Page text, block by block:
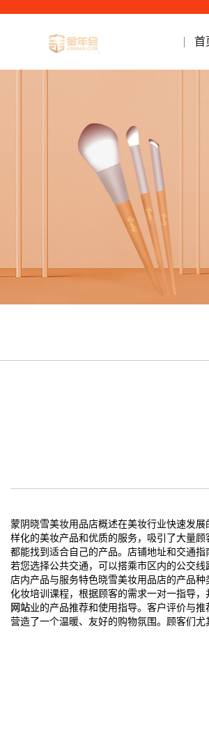
首
蒙阴晓雪美妆用品店概述在美妆行业快速发
样化的美妆产品和优质的服务，吸引了大量
都能找到适合自己的产品。店铺地址和交通
若您选择公共交通，可以搭乘市区内的公交
店内产品与服务特色晓雪美妆用品店的产品
化妆培训课程，根据顾客的需求一对一指导
网站业的产品推荐和使用指导。客户评价与
营造了一个温暖、友好的购物氛围。顾客们